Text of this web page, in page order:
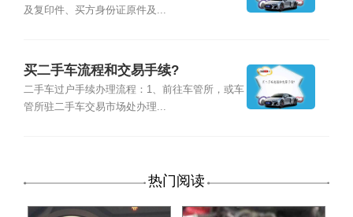
及复印件、买方身份证原件及...
买二手车流程和交易手续?
二手车过户手续办理流程：1、前往车管所，或车
管所驻二手车交易市场处办理...
热门阅读